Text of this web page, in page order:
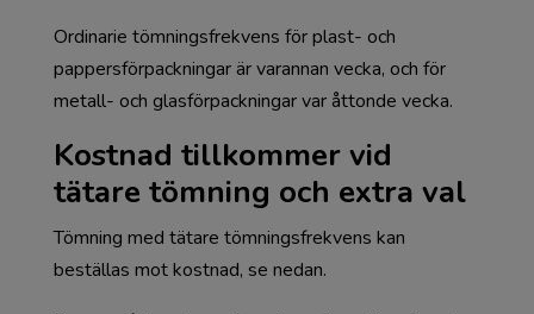
Ordinarie tömningsfrekvens för plast- och
pappersförpackningar är varannan vecka, och för
metall- och glasförpackningar var åttonde vecka.
Kostnad tillkommer vid
tätare tömning och extra val
Tömning med tätare tömningsfrekvens kan
beställas mot kostnad, se nedan.